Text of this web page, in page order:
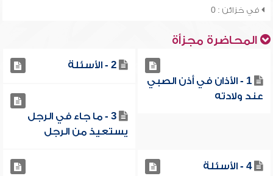
في خزائن : 0
المحاضرة مجزأة
1 - الأذان في أذن الصبي
عند ولادته
2 - الأسئلة
3 - ما جاء في الرجل
يستعيذ من الرجل
4 - الأسئلة